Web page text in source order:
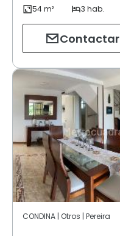
Contactar
CONDINA | Otros | Pereira